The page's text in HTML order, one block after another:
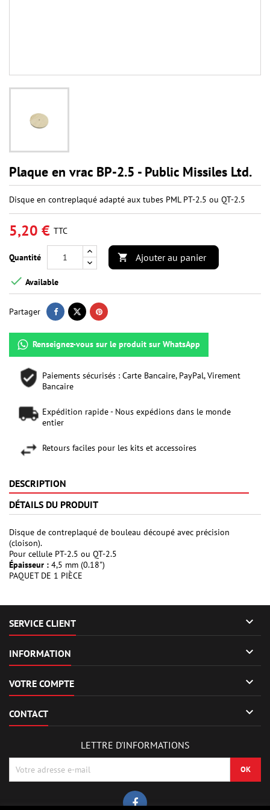
Plaque en vrac BP-2.5 - Public Missiles Ltd.
Disque en contreplaqué adapté aux tubes PML PT-2.5 ou QT-2.5
5,20 € TTC
Quantité  Ajouter au panier
 Available
Partager
Renseignez-vous sur le produit sur WhatsApp
Paiements sécurisés : Carte Bancaire, PayPal, Virement
Bancaire
Expédition rapide - Nous expédions dans le monde
entier
Retours faciles pour les kits et accessoires
DESCRIPTION
DÉTAILS DU PRODUIT
Disque de contreplaqué de bouleau découpé avec précision
(cloison).
Pour cellule PT-2.5 ou QT-2.5
Épaisseur : 4,5 mm (0.18")
PAQUET DE 1 PIÈCE
SERVICE CLIENT 
INFORMATION 
VOTRE COMPTE 
CONTACT 
LETTRE D'INFORMATIONS